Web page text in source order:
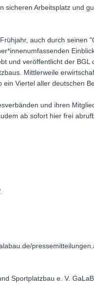
Arbeitsplatz und
auch durch seinen
und veröffentlicht der
Mittlerweile
Viertel aller deutschen
und ihren
ab sofort hier frei
Sportplatzbau e. V.